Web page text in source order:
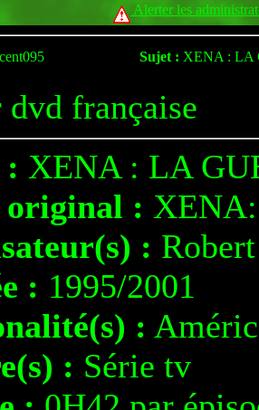
Alerter les
Sujet : XENA : LA
dvd française
XENA : LA
:
:
: 1995/2001
:
: Série tv